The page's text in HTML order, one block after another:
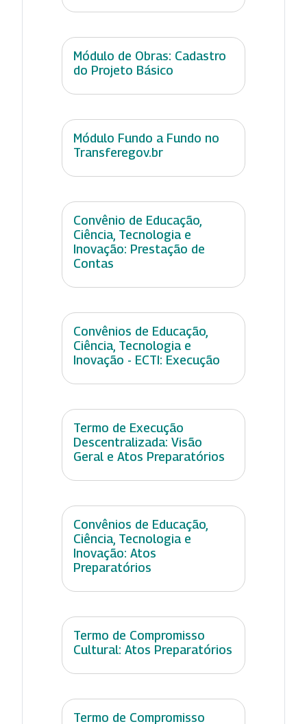
Módulo de Obras: Cadastro
do Projeto Básico
Módulo Fundo a Fundo no
Transferegov.br
Convênio de Educação,
Ciência, Tecnologia e
Inovação: Prestação de
Contas
Convênios de Educação,
Ciência, Tecnologia e
Inovação - ECTI: Execução
Termo de Execução
Descentralizada: Visão
Geral e Atos Preparatórios
Convênios de Educação,
Ciência, Tecnologia e
Inovação: Atos
Preparatórios
Termo de Compromisso
Cultural: Atos Preparatórios
Termo de Compromisso